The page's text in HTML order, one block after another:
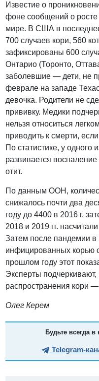
Известие о
фоне сообщений о росте
мире. В США в
700 случаев кори, 560
зафиксированы 600
Онтарио (Торонто,
заболевшие — дети, не
феврале на западе
девочка. Родители не
прививку. Медики
нельзя относиться
приводить к смерти,
По статистике, у
развивается воспаление
отит.
По данным ООН,
снижалось почти два
году до 4400 в 2016 г.
2018 и 2019 гг.
Затем после пандемии в
инфицированных корью
прошлом году этот
Эксперты
распространения кори
Олег Керем
Будьте всегда
Telegram-